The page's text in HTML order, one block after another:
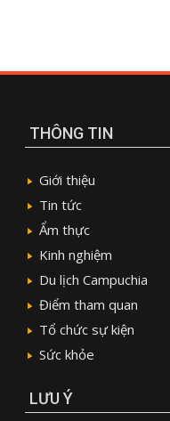
THÔNG TIN
Giới thiệu
Tin tức
Ẩm thực
Kinh nghiệm
Du lịch Campuchia
Điểm tham quan
Tổ chức sự kiện
Sức khỏe
LƯU Ý